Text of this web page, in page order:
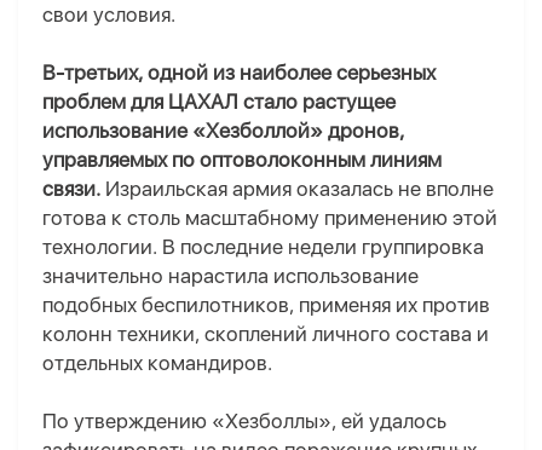
свои условия.
В-третьих, одной из наиболее серьезных
проблем для ЦАХАЛ стало растущее
использование «Хезболлой» дронов,
управляемых по оптоволоконным линиям
связи. Израильская армия оказалась не вполне
готова к столь масштабному применению этой
технологии. В последние недели группировка
значительно нарастила использование
подобных беспилотников, применяя их против
колонн техники, скоплений личного состава и
отдельных командиров.
По утверждению «Хезболлы», ей удалось